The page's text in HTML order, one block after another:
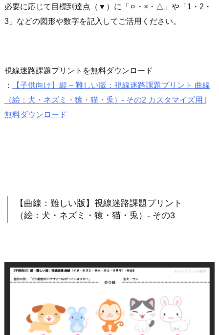
必要に応じて目標到達点（▼）に「⚪︎・×・△」や「1・2・
3」などの図形や数字を記入してご活用ください。
視線迷路課題プリントを無料ダウンロード
：
【子供向け】縦 – 難しい版：視線迷路課題プリント 曲線
（絵：犬・ネズミ・猿・猫・兎）- その2 カスタマイズ用 |
無料ダウンロード
【曲線：難しい版】視線迷路課題プリント
（絵：犬・ネズミ・猿・猫・兎）- その3